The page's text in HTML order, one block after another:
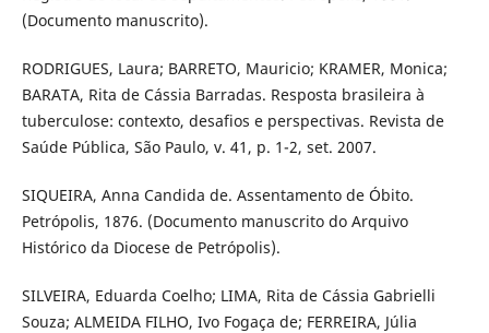
(Documento manuscrito).
RODRIGUES, Laura; BARRETO, Mauricio; KRAMER, Monica;
BARATA, Rita de Cássia Barradas. Resposta brasileira à
tuberculose: contexto, desafios e perspectivas. Revista de
Saúde Pública, São Paulo, v. 41, p. 1-2, set. 2007.
SIQUEIRA, Anna Candida de. Assentamento de Óbito.
Petrópolis, 1876. (Documento manuscrito do Arquivo
Histórico da Diocese de Petrópolis).
SILVEIRA, Eduarda Coelho; LIMA, Rita de Cássia Gabrielli
Souza; ALMEIDA FILHO, Ivo Fogaça de; FERREIRA, Júlia